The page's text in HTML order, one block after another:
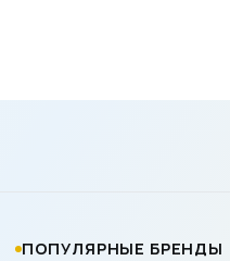
ПОПУЛЯРНЫЕ БРЕНДЫ